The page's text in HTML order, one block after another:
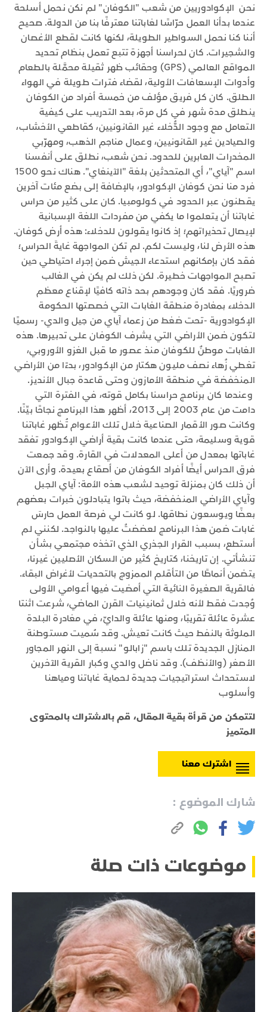
نحن الإكوادوريين من شعب "الكوفان" لم نكن نحمل أسلحة
عندما بدأنا العمل حرّاسًا لغاباتنا معترفًا بنا من الدولة. صحيح
أننا كنا نحمل السواطير الطويلة، لكنها كانت لقطع الأغصان
والشجيرات. كان لحراسنا أجهزة تتبع تعمل بنظام تحديد
المواقع العالمي (GPS) وحقائب ظهر ثقيلة محمَّلة بالطعام
وأدوات الإسعافات الأولية، لقضاء فترات طويلة في الهواء
الطلق. كان كل فريق مؤلف من خمسة أفراد من الكوفان
ينطلق مدة شهر في كل مرة، بعد التدريب على كيفية
التعامل مع وجود الدُّخلاء غير القانونيين، كقاطعي الأخشاب،
والصيادين غير القانونيين، وعمال مناجم الذهب، ومهرّبي
المخدرات العابرين للحدود. نحن شعب، نطلق على أنفسنا
اسم "آياي"، أي المتحدثين بلغة "الآينغاي". هناك نحو 1500
فرد منا نحن كوفان الإكوادور، بالإضافة إلى بضع مئات آخرين
يقطنون عبر الحدود في كولومبيا. كان على كثير من حراس
غاباتنا أن يتعلموا ما يكفي من مفردات اللغة الإسبانية
لإيصال تحذيراتهم؛ إذ كانوا يقولون للدخلاء: هذه أرض كوفان.
هذه الأرض لنا، وليست لكم. لم تكن المواجهة غايةَ الحراس؛
فقد كان بإمكانهم استدعاء الجيش ضمن إجراء احتياطي حين
تصبح المواجهات خطيرة. لكن ذلك لم يكن في الغالب
ضروريًا. فقد كان وجودهم بحد ذاته كافيًا لإقناع معظم
الدخلاء بمغادرة منطقة الغابات التي خصصتها الحكومة
الإكوادورية -تحت ضغط من زعماء آياي من جيل والدي- رسميًا
لتكون ضمن الأراضي التي يشرف الكوفان على تدبيرها. هذه
الغابات موطنٌ للكوفان منذ عصور ما قبل الغزو الأوروبي،
تغطي زُهاء نصف مليون هكتار من الإكوادور، بدءًا من الأراضي
المنخفضة في منطقة الأمازون وحتى قاعدة جبال الأنديز.
وعندما كان برنامج حراسنا بكامل قوته، في الفترة التي
دامت من عام 2003 إلى 2013، أظهر هذا البرنامج نجاحًا بيِّنًا.
وكانت صور الأقمار الصناعية خلال تلك الأعوام تُظهر غاباتنا
قوية وسليمة، حتى عندما كانت بقية أراضي الإكوادور تفقد
غاباتها بمعدل من أعلى المعدلات في القارة. وقد جمعت
فرق الحراس أيضًا أفراد الكوفان من أصقاع بعيدة. وأرى الآن
أن ذلك كان بمنزلة توحيد لشعب هذه الأمة: آياي الجبل
وآياي الأراضي المنخفضة، حيث باتوا يتبادلون خبرات بعضهم
بعضًا ويوسعون نطاقها. لو كانت لي فرصة العمل حارسَ
غابات ضمن هذا البرنامج لعضضتُ عليها بالنواجد. لكنني لم
أستطع، بسبب القرار الجذري الذي اتخذه مجتمعي بشأن
تنشأتي. إن تاريخنا، كتاريخ كثير من السكان الأصليين غيرنا،
يتضمن أنماطًا من التأقلم الممزوج بالتحديات لأغراض البقاء.
فالقرية الصغيرة النائية التي أمضيت فيها أعوامي الأولى
وُجدت فقط لأنه خلال ثمانينيات القرن الماضي، شرعت اثنتا
عشرة عائلة تقريبًا، ومنها عائلة والدايّ، في مغادرة البلدة
الملوثة بالنفط حيث كانت تعيش. وقد سُميت مستوطنة
المنازل الجديدة تلك باسم "زابالو" نسبة إلى النهر المجاور
الأصغر (والأنظف). وقد ناضل والدي وكبار القرية الآخرين
لاستحداث استراتيجيات جديدة لحماية غاباتنا ومياهنا
وأسلوب
لتتمكن من قرأة بقية المقال، قم بالاشتراك بالمحتوى
المتميز
اشترك معنا
شارك الموضوع :
موضوعات ذات صلة